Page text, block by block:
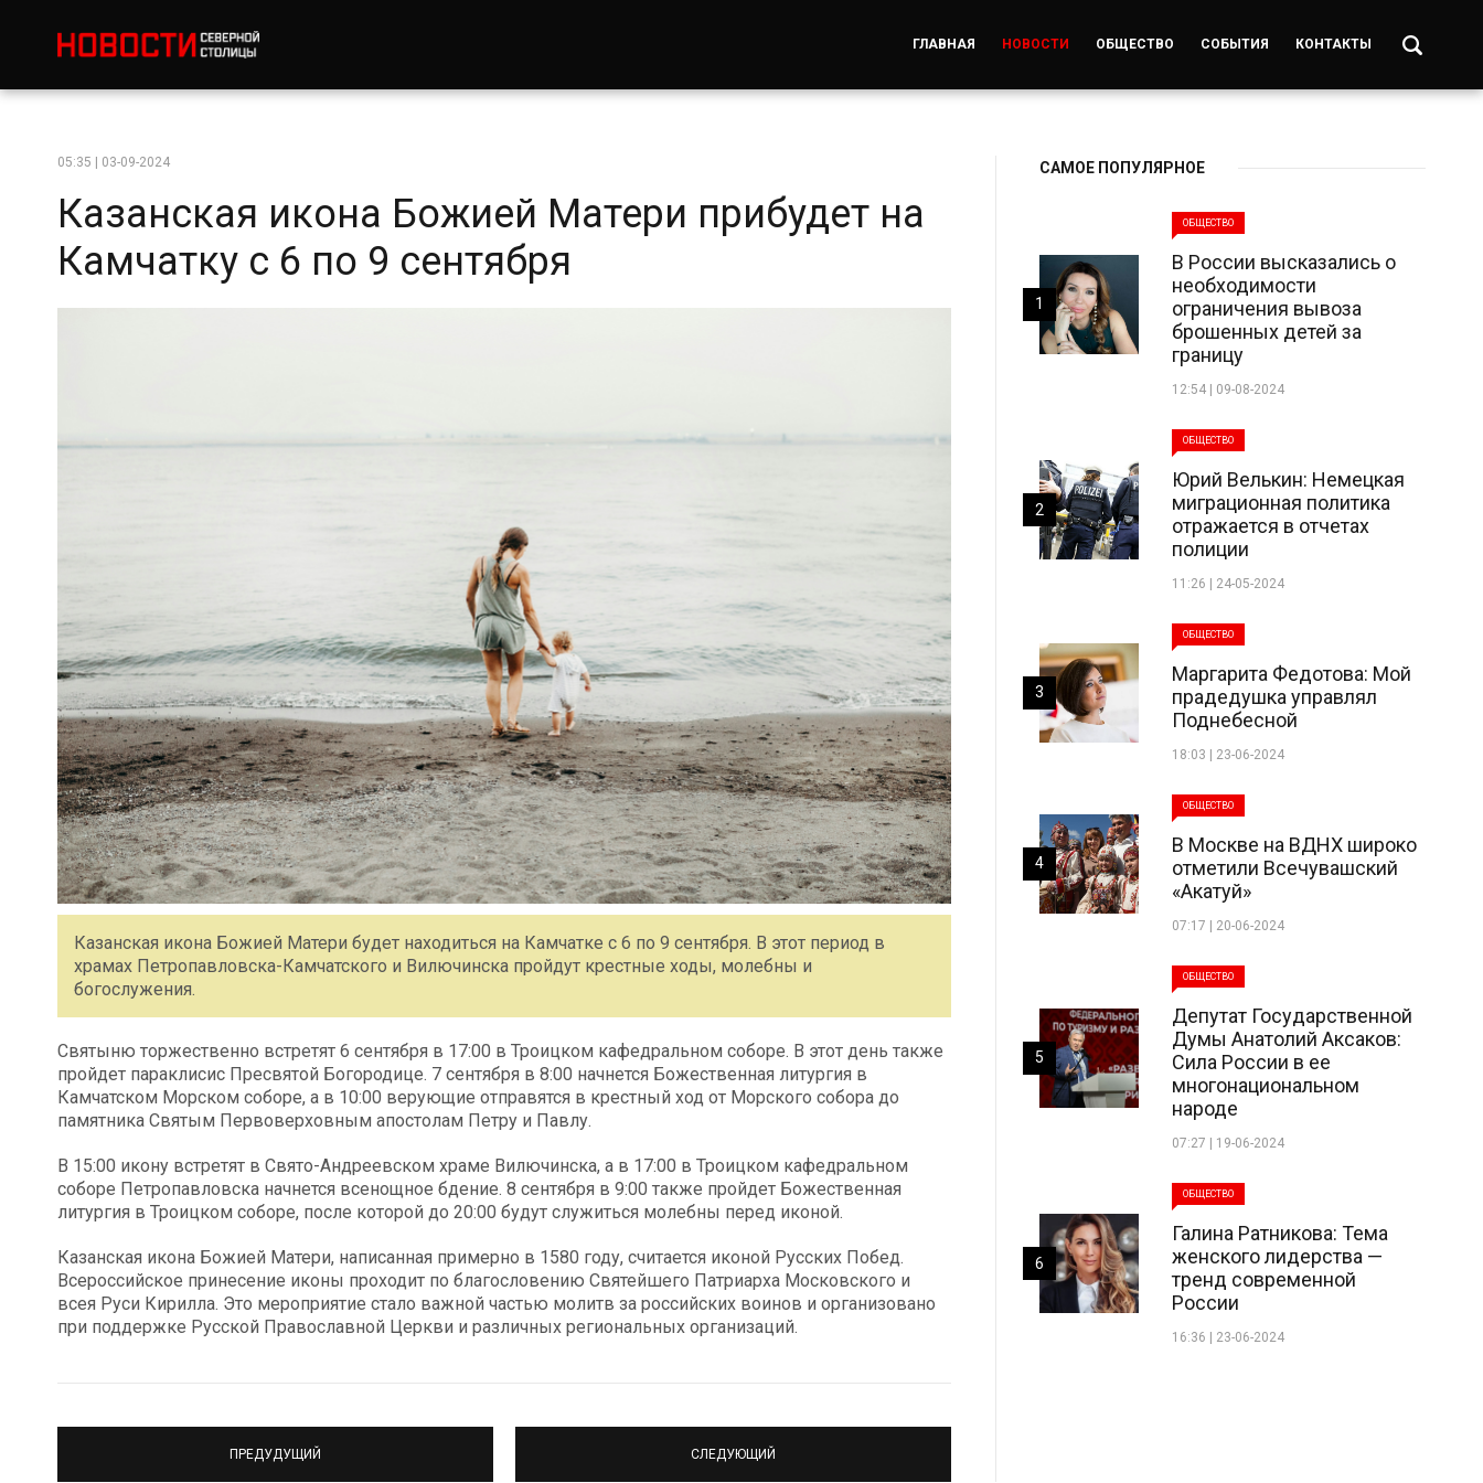
ГЛАВНАЯ НОВОСТИ ОБЩЕСТВО СОБЫТИЯ КОНТАКТЫ
05:35 | 03-09-2024
Казанская икона Божией Матери прибудет на
Камчатку с 6 по 9 сентября
Казанская икона Божией Матери будет находиться на Камчатке с 6 по 9 сентября. В этот период в
храмах Петропавловска-Камчатского и Вилючинска пройдут крестные ходы, молебны и
богослужения.
Святыню торжественно встретят 6 сентября в 17:00 в Троицком кафедральном соборе. В этот день также
пройдет параклисис Пресвятой Богородице. 7 сентября в 8:00 начнется Божественная литургия в
Камчатском Морском соборе, а в 10:00 верующие отправятся в крестный ход от Морского собора до
памятника Святым Первоверховным апостолам Петру и Павлу.
В 15:00 икону встретят в Свято-Андреевском храме Вилючинска, а в 17:00 в Троицком кафедральном
соборе Петропавловска начнется всенощное бдение. 8 сентября в 9:00 также пройдет Божественная
литургия в Троицком соборе, после которой до 20:00 будут служиться молебны перед иконой.
Казанская икона Божией Матери, написанная примерно в 1580 году, считается иконой Русских Побед.
Всероссийское принесение иконы проходит по благословению Святейшего Патриарха Московского и
всея Руси Кирилла. Это мероприятие стало важной частью молитв за российских воинов и организовано
при поддержке Русской Православной Церкви и различных региональных организаций.
ПРЕДУДУЩИЙ СЛЕДУЮЩИЙ
САМОЕ ПОПУЛЯРНОЕ
ОБЩЕСТВО
В России высказались о
необходимости
ограничения вывоза
брошенных детей за
границу
12:54 | 09-08-2024
1
ОБЩЕСТВО
Юрий Велькин: Немецкая
миграционная политика
отражается в отчетах
полиции
11:26 | 24-05-2024
2
ОБЩЕСТВО
Маргарита Федотова: Мой
прадедушка управлял
Поднебесной
18:03 | 23-06-2024
3
ОБЩЕСТВО
В Москве на ВДНХ широко
отметили Всечувашский
«Акатуй»
07:17 | 20-06-2024
4
ОБЩЕСТВО
Депутат Государственной
Думы Анатолий Аксаков:
Сила России в ее
многонациональном
народе
07:27 | 19-06-2024
5
ОБЩЕСТВО
Галина Ратникова: Тема
женского лидерства —
тренд современной
России
16:36 | 23-06-2024
6